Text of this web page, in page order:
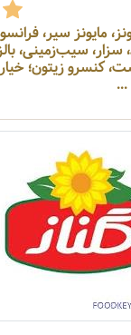
مایونز سیر،
جزیره، کچاپ، کچاپ تند، سزار،
باربیکیو، سالاد پنیر، ماست،